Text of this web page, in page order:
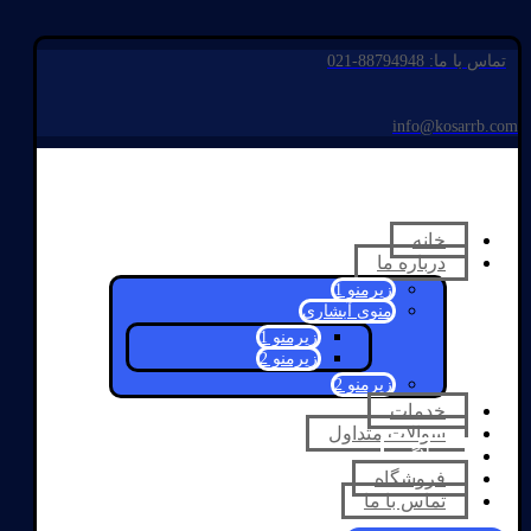
تماس با ما: 88794948-021
info@kosarrb.com
خانه
درباره ما
زیرمنو 1
منوی آبشاری
زیرمنو 1
زیرمنو 2
زیرمنو 2
خدمات
سوالات متداول
وبلاگ
فروشگاه
تماس با ما